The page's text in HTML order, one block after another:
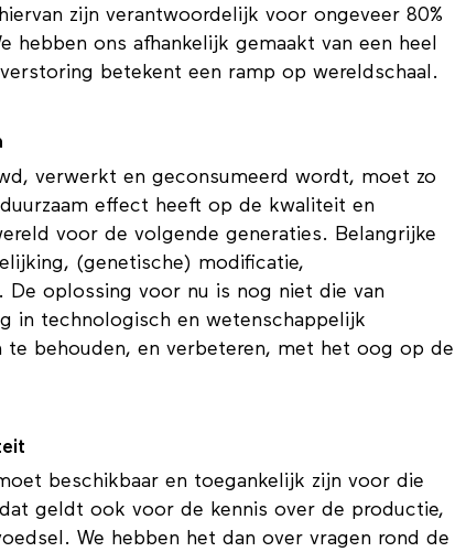
zijn verantwoordelijk voor ongeveer 80%
hebben ons afhankelijk gemaakt van een heel
betekent een ramp op wereldschaal.
verwerkt en geconsumeerd wordt, moet zo
effect heeft op de kwaliteit en
voor de volgende generaties. Belangrijke
(genetische) modificatie,
De oplossing voor nu is nog niet die van
in technologisch en wetenschappelijk
te behouden, en verbeteren, met het oog op de
beschikbaar en toegankelijk zijn voor die
geldt ook voor de kennis over de productie,
We hebben het dan over vragen rond de